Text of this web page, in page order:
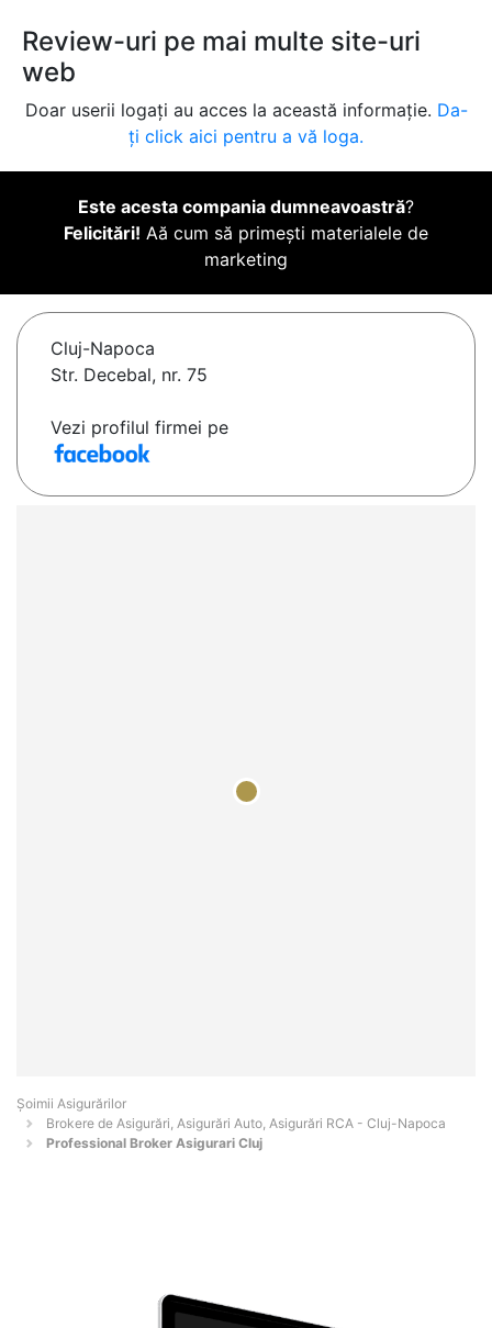
Review-uri pe mai multe site-uri
web
Doar userii logați au acces la această informație. Da-
ți click aici pentru a vă loga.
Este acesta compania dumneavoastră?
Felicitări! Aă cum să primești materialele de
marketing
Cluj-Napoca
Str. Decebal, nr. 75
Vezi profilul firmei pe
Șoimii Asigurărilor
Brokere de Asigurări, Asigurări Auto, Asigurări RCA - Cluj-Napoca
Professional Broker Asigurari Cluj